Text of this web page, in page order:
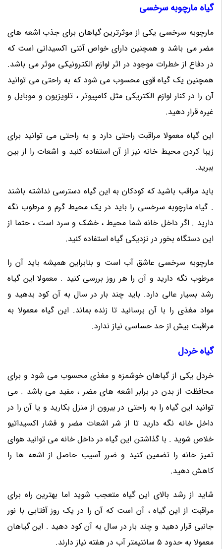
گیاه مارچوبه سرخسی
مارچوبه سرخسی یکی از موثرترین گیاهان برای جذب اشعه های
مضر می باشد و همچنین دارای خواص آنتی اکسیدانی است که
در دفاع از خطرات موجود در اثر لوازم الکترونیکی موثر می باشد.
همچنین یک گیاه قوی محسوب می شود که به راحتی می توانید
آن را در کنار لوازم الکتریکی مثل کامپیوتر ، تلویزیون و موبایل و
غیره قرار دهید.
این گیاه معمولا مراقبت راحتی دارد و به راحتی می توانید برای
زیبا کردن محیط خانه نیز از آن استفاده کنید و اشعات را از بین
ببرید.
باید مراقب باشید که کودکان به این گیاه دسترسی نداشته باشند
. گیاه مارچوبه سرخسی را باید در یک محیط گرم و مرطوب نگه
دارید . اگر داخل خانه شما محیط ، خشک و سرد است ، حتما از
این دستگاه بخور در نزدیکی گیاه استفاده کنید.
مارچوبه سرخسی عاشق آب است و بنابراین همیشه باید آن را
مرطوب نگه دارید و آن را هر روز بررسی کنید . معمولا این گیاه
رشد بسیار عالی دارد. باید چند بار در سال به آن کود بدهید و
مواد مغذی را با آن برسانید تا زنده بماند. این گیاه معمولا به
مراقبت بیش از حد حساسی نیاز ندارد.
گیاه خردل
خردل یکی از گیاهان خوشمزه و مغذی محسوب می شود و برای
محافظت از بدن در برابر اشعه های مضر ، مفید می باشد . می
توانید این گیاه را به راحتی در بیرون از منزل بکارید و یا آن را در
داخل خانه نگه دارید تا از شر اشعات مضر و فشار اکسیداتیو
خلاص شوید . با گذاشتن این گیاه در داخل خانه می توانید هوای
تمیز خانه را تضمین کنید و ضرر آسیب حاصل از اشعه ها را
کاهش دهید.
شاید از رشد بالای این گیاه متعجب شوید اما بهترین راه برای
مراقبت از این گیاه ، آن است که آن را در یک روز آفتابی با نور
جانبی قرار دهید و چند بار در سال به آن کود دهید . این گیاهان
معمولا به حدود 5 سانتیمتر آب در هفته نیاز دارند.